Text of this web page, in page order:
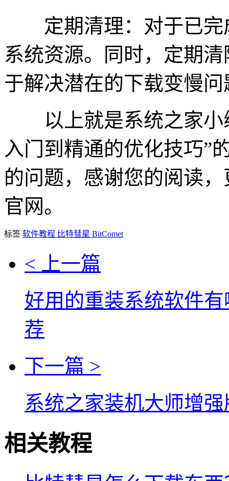
定期清理：对于已完
系统资源。同时，定期
于解决潜在的下载变慢问
以上就是系统之家小
入门到精通的优化技巧”
的问题，感谢您的阅读
官网。
标签 软件教程 比特彗星 BitComet
< 上一篇
好用的重装系统软件
荐
下一篇 >
系统之家装机大师增
相关教程